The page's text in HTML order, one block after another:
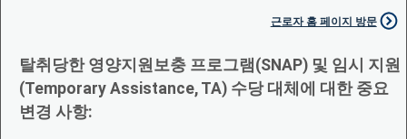
근로자 홈 페이지 방문
탈취당한 영양지원보충 프로그램(SNAP) 및 임시 지원
(Temporary Assistance, TA) 수당 대체에 대한 중요
변경 사항: